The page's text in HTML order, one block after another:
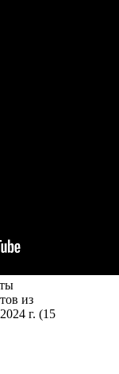
из
г. (15